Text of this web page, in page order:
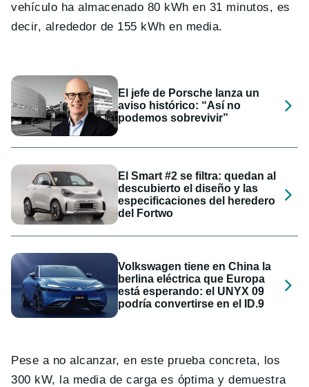
vehículo ha almacenado 80 kWh en 31 minutos, es
decir, alrededor de 155 kWh en media.
El jefe de Porsche lanza un
aviso histórico: “Así no
podemos sobrevivir”
El Smart #2 se filtra: quedan al
descubierto el diseño y las
especificaciones del heredero
del Fortwo
Volkswagen tiene en China la
berlina eléctrica que Europa
está esperando: el UNYX 09
podría convertirse en el ID.9
Pese a no alcanzar, en este prueba concreta, los
300 kW, la media de carga es óptima y demuestra